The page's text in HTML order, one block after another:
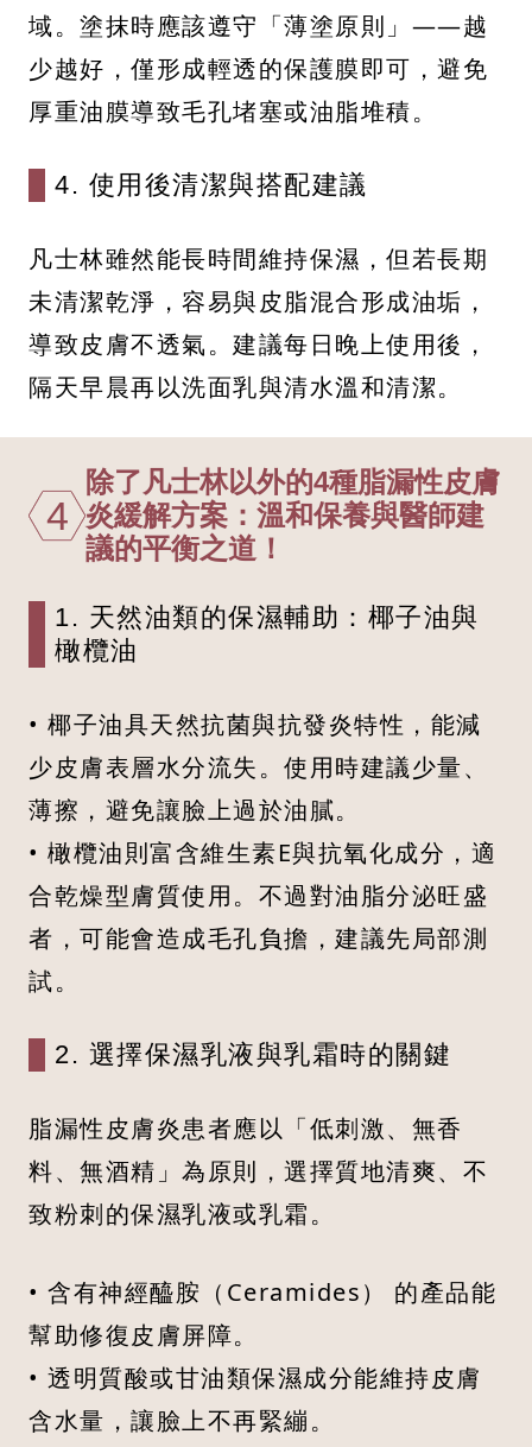
域。塗抹時應該遵守「薄塗原則」——越
少越好，僅形成輕透的保護膜即可，避免
厚重油膜導致毛孔堵塞或油脂堆積。
4. 使用後清潔與搭配建議
凡士林雖然能長時間維持保濕，但若長期
未清潔乾淨，容易與皮脂混合形成油垢，
導致皮膚不透氣。建議每日晚上使用後，
隔天早晨再以洗面乳與清水溫和清潔。
4
除了凡士林以外的4種脂漏性皮膚
炎緩解方案：溫和保養與醫師建
議的平衡之道！
1. 天然油類的保濕輔助：椰子油與
橄欖油
• 椰子油具天然抗菌與抗發炎特性，能減
少皮膚表層水分流失。使用時建議少量、
薄擦，避免讓臉上過於油膩。
• 橄欖油則富含維生素E與抗氧化成分，適
合乾燥型膚質使用。不過對油脂分泌旺盛
者，可能會造成毛孔負擔，建議先局部測
試。
2. 選擇保濕乳液與乳霜時的關鍵
脂漏性皮膚炎患者應以「低刺激、無香
料、無酒精」為原則，選擇質地清爽、不
致粉刺的保濕乳液或乳霜。
• 含有神經醯胺（Ceramides） 的產品能
幫助修復皮膚屏障。
• 透明質酸或甘油類保濕成分能維持皮膚
含水量，讓臉上不再緊繃。